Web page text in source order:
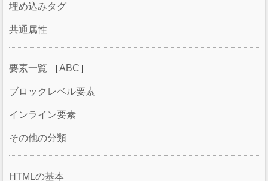
埋め込みタグ
共通属性
要素一覧 ［ABC］
ブロックレベル要素
インライン要素
その他の分類
HTMLの基本